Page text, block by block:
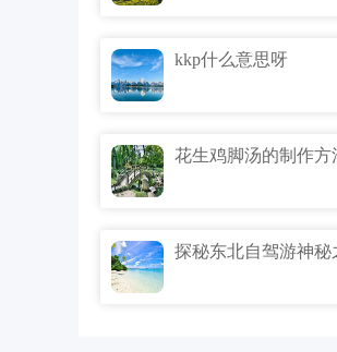
kkp什么意思呀
花生鸡脚汤的制作方
探秘东北自驾游神